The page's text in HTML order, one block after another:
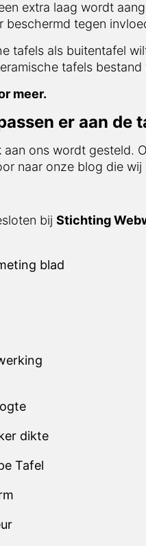
wordt aangebracht
van buitenaf,
tafels als buitentafel
tafels bestand
meer.
er aan de
ons wordt gesteld.
naar onze blog die wij
bijStichting